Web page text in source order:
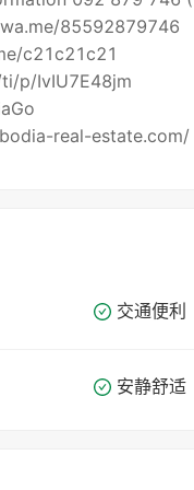
85592879746
c21c21c21
p/IvIU7E48jm
real-estate.com/
交通便利
安静舒适